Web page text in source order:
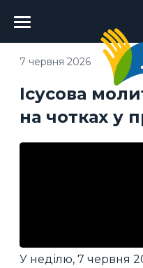
Головне
меню
Ісусова
на чотках у
7 червня 2026
У неділю, 7 червня